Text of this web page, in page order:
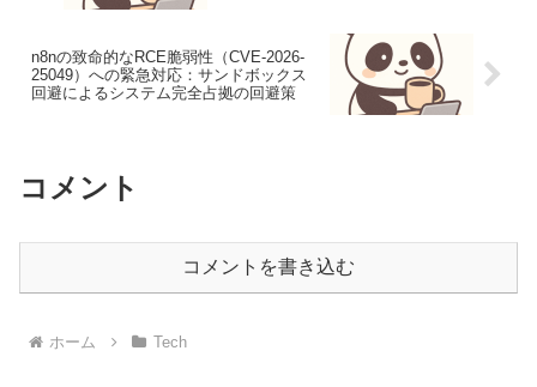
n8nの致命的なRCE脆弱性（CVE-2026-
25049）への緊急対応：サンドボックス
回避によるシステム完全占拠の回避策
コメント
コメントを書き込む
ホーム Tech